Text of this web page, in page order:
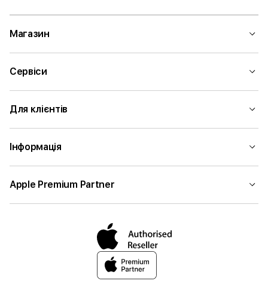
Магазин
Сервіси
Для клієнтів
Інформація
Apple Premium Partner